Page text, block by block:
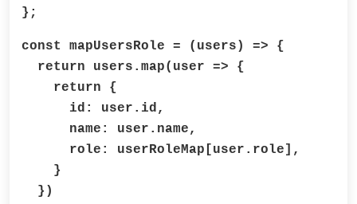
};
const mapUsersRole = (users) => {
return users.map(user => {
return {
id: user.id,
name: user.name,
role: userRoleMap[user.role],
}
})